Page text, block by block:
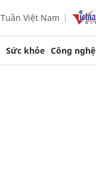
Tuần Việt Nam
Sức khỏe Công nghệ